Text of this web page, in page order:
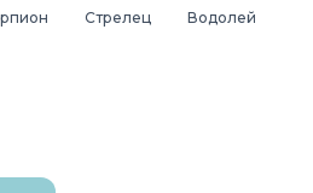
Стрелец Водолей